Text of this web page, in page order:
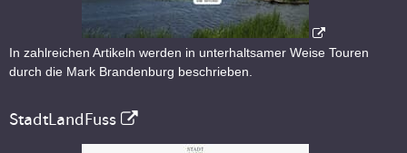
In zahlreichen Artikeln werden in unterhaltsamer Weise Touren
durch die Mark Brandenburg beschrieben.
StadtLandFuss